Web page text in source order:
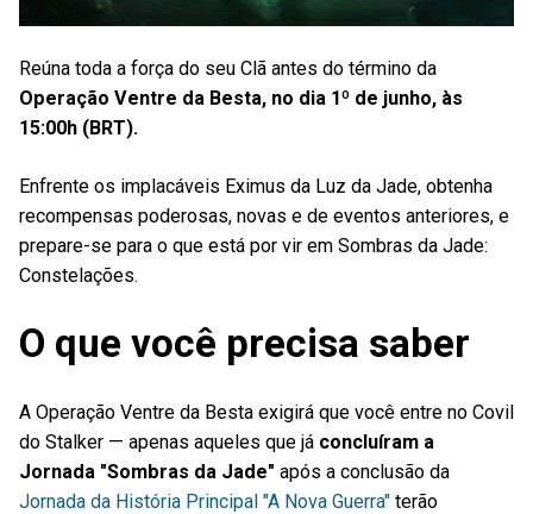
Reúna toda a força do seu Clã antes do término da
Operação Ventre da Besta, no dia 1º de junho, às
15:00h (BRT).
Enfrente os implacáveis Eximus da Luz da Jade, obtenha
recompensas poderosas, novas e de eventos anteriores, e
prepare-se para o que está por vir em Sombras da Jade:
Constelações.
O que você precisa saber
A Operação Ventre da Besta exigirá que você entre no Covil
do Stalker — apenas aqueles que já concluíram a
Jornada "Sombras da Jade" após a conclusão da
Jornada da História Principal "A Nova Guerra" terão